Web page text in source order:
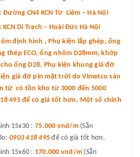
Đường CN4 KCN Từ Liêm – Hà Nội
Di Trạch – Hoài Đức Hà Nội
định hình , Phụ kiện lắp ghép, ống
thép ECO, ống nhôm D28mm, khớp
ống D28, Phụ kiện khung giá đỡ
giá đỡ pin mặt trời do Vimetco sản
từ có tồn kho từ 3000 đến 5000
495 để có giá tốt hơn. Một số chính
15x30 : 75.000 vnd/m (Sẵn
0903 418 495 để có giá tốt hơn.
15x60 : 170.000 vnd/m (Sẵn